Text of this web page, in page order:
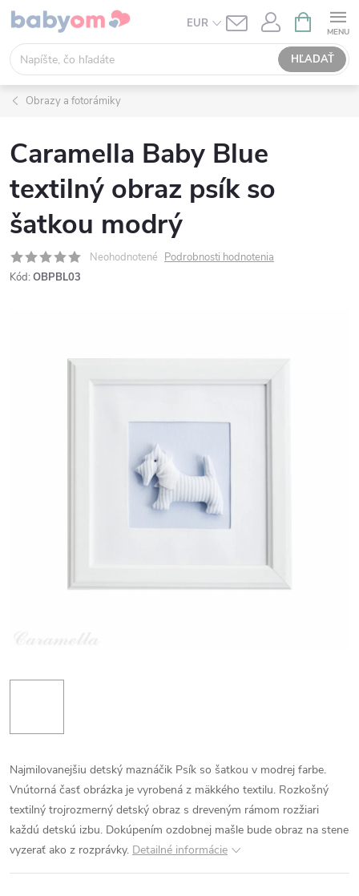
Prejsť
obsah
EUR
HĽADAŤ
KOŠÍK
Obrazy a fotorámiky
Caramella Baby Blue
textilný obraz psík so
šatkou modrý
Neohodnotené Podrobnosti hodnotenia
Kód: OBPBL03
Najmilovanejšiu detský maznáčik Psík so šatkou v modrej farbe.
Vnútorná časť obrázka je vyrobená z mäkkého textilu. Rozkošný
textilný trojrozmerný detský obraz s dreveným rámom rozžiari
každú detskú izbu. Dokúpením ozdobnej mašle bude obraz na stene
vyzerať ako z rozprávky. Detailné informácie